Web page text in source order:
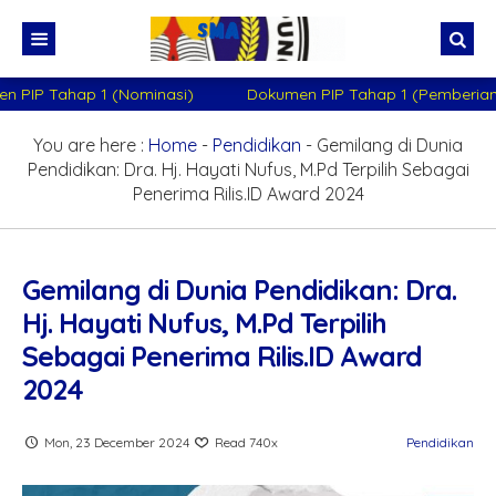
Beranda
PPID
PROFIL SEKOLAH
Sejarah
Visi Misi Sekolah
Struktur Organisasi
GURU DAN STAFF
Kepala Sekolah
Wakil Kepala Sekolah
Dewan Guru
PKn
Komite Sekolah
INFORMASI SEKOLAH
Kesiswaan
Ekstrakurikuler
RADIO GEMA 5
Kurikulum
PTS Ganjil
T.P. 2021/2022
GALERY SEKOLAH
1 (Nominasi) Dokumen PIP Tahap 1 (Pemberian)
You are here : Home - Pendidikan - Gemilang di Dunia
Pendidikan: Dra. Hj. Hayati Nufus, M.Pd Terpilih Sebagai
Penerima Rilis.ID Award 2024
Gemilang di Dunia Pendidikan: Dra.
Hj. Hayati Nufus, M.Pd Terpilih
Sebagai Penerima Rilis.ID Award
2024
Mon, 23 December 2024 Read 740x Pendidikan